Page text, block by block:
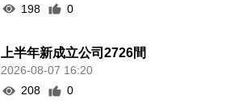
198
0
上半年新成立公司2726間
2026-08-07 16:20
208
0